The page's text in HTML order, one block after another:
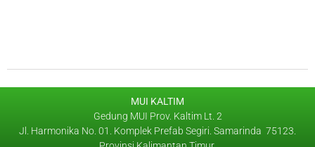
MUI KALTIM
Gedung MUI Prov. Kaltim Lt. 2
Jl. Harmonika No. 01. Komplek Prefab Segiri. Samarinda 75123.